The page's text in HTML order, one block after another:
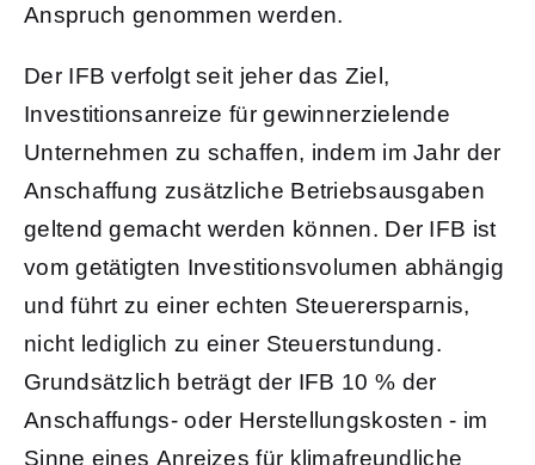
Anspruch genommen werden.
Der IFB verfolgt seit jeher das Ziel,
Investitionsanreize für gewinnerzielende
Unternehmen zu schaffen, indem im Jahr der
Anschaffung zusätzliche Betriebsausgaben
geltend gemacht werden können. Der IFB ist
vom getätigten Investitionsvolumen abhängig
und führt zu einer echten Steuerersparnis,
nicht lediglich zu einer Steuerstundung.
Grundsätzlich beträgt der IFB 10 % der
Anschaffungs- oder Herstellungskosten - im
Sinne eines Anreizes für klimafreundliche